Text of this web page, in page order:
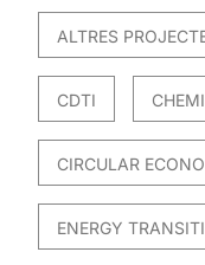
ALTRES
CDTI
CIRCULAR
ENERGY